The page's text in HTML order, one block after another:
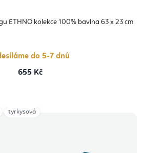
ETHNO kolekce 100% bavlna 63 x 23 cm
do 5-7 dnů
655 Kč
tyrkysová